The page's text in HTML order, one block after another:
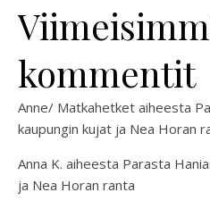
kommentit
Anne/ Matkahetket aiheesta
kaupungin kujat ja Nea Horan
Anna K. aiheesta Parasta
ja Nea Horan ranta